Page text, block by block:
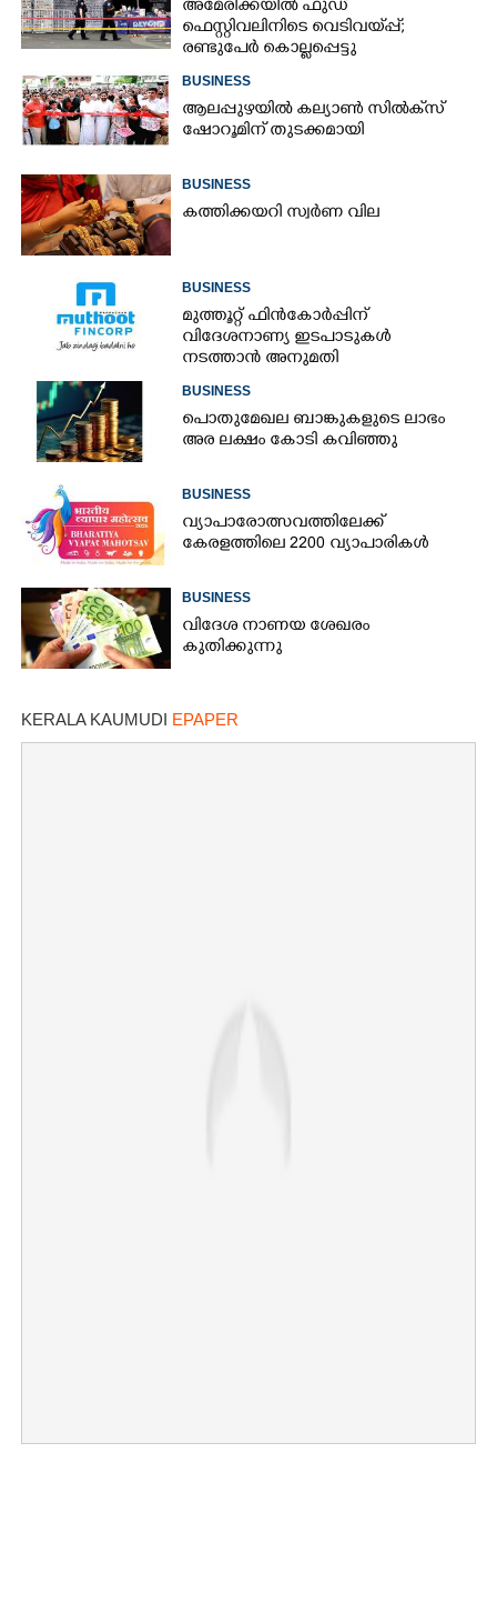
അമേരിക്കയിൽ ഫുഡ്
ഫെസ്റ്റിവലിനിടെ വെടിവയ്‌പ്പ്;
രണ്ടുപേർ കൊല്ലപ്പെട്ടു
BUSINESS
ആലപ്പുഴയിൽ കല്യാൺ സിൽക്‌സ്
ഷോറൂമിന് തുടക്കമായി
BUSINESS
കത്തിക്കയറി സ്വർണ വില
BUSINESS
മുത്തൂറ്റ് ഫിൻകോർപ്പിന്
വിദേശനാണ്യ ഇടപാടുകൾ
നടത്താൻ അനുമതി
BUSINESS
പൊതുമേഖല ബാങ്കുകളുടെ ലാഭം
അര ലക്ഷം കോടി കവിഞ്ഞു
BUSINESS
വ്യാപാരോത്സവത്തിലേക്ക്
കേരളത്തിലെ 2200 വ്യാപാരികൾ
BUSINESS
വിദേശ നാണയ ശേഖരം
കുതിക്കുന്നു
KERALA KAUMUDI EPAPER